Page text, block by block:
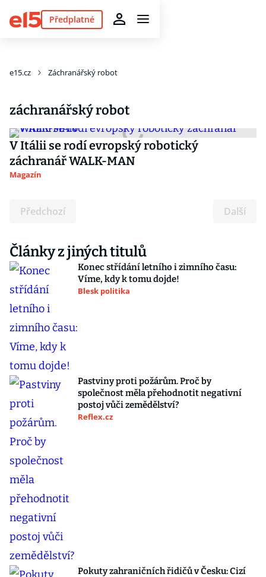
Předplatné
e15.cz Záchranářský robot
záchranářský robot
V Itálii se rodí evropský robotický
záchranář WALK-MAN
Magazín
Předchozí Další
Články z jiných titulů
Konec střídání letního i zimního času:
Víme, kdy k tomu dojde!
Blesk politika
Pastviny proti požárům. Proč by
společnost měla přehodnotit negativní
postoj vůči zemědělství?
Reflex.cz
Pokuty zahraničních řidičů v Česku: Cizí